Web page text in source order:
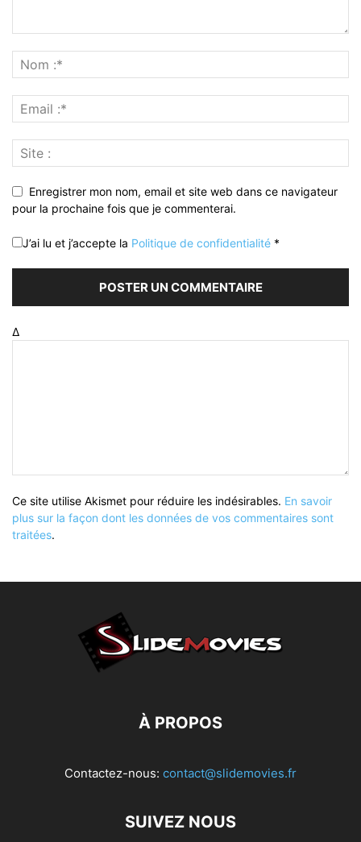
Enregistrer mon nom, email et site web dans ce navigateur
pour la prochaine fois que je commenterai.
J’ai lu et j’accepte la Politique de confidentialité *
Δ
Ce site utilise Akismet pour réduire les indésirables. En savoir
plus sur la façon dont les données de vos commentaires sont
traitées.
À PROPOS
Contactez-nous: contact@slidemovies.fr
SUIVEZ NOUS